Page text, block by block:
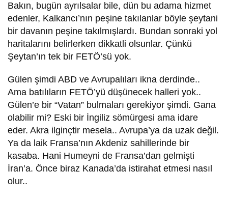
Bakın, bugün ayrılsalar bile, dün bu adama hizmet
edenler, Kalkancı’nın peşine takılanlar böyle şeytani
bir davanın peşine takılmışlardı. Bundan sonraki yol
haritalarını belirlerken dikkatli olsunlar. Çünkü
Şeytan’ın tek bir FETÖ’sü yok.
Gülen şimdi ABD ve Avrupalıları ikna derdinde..
Ama batılıların FETÖ’yü düşünecek halleri yok..
Gülen’e bir “Vatan” bulmaları gerekiyor şimdi. Gana
olabilir mi? Eski bir İngiliz sömürgesi ama idare
eder. Akra ilginçtir mesela.. Avrupa’ya da uzak değil.
Ya da laik Fransa’nın Akdeniz sahillerinde bir
kasaba. Hani Humeyni de Fransa’dan gelmişti
İran’a. Önce biraz Kanada’da istirahat etmesi nasıl
olur..